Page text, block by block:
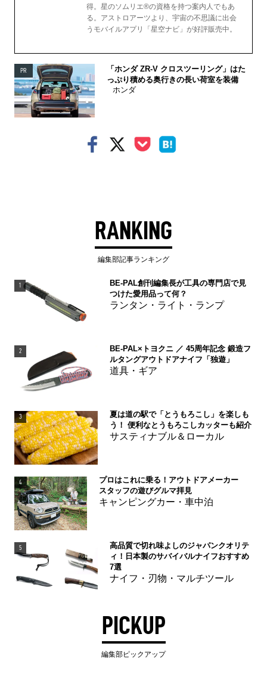
得。星のソムリエ®の資格を持つ案内人でもあ
る。アストロアーツより、宇宙の不思議に出会
うモバイルアプリ「星空ナビ」が好評販売中。
PR
「ホンダ ZR-V クロスツーリング」はた
っぷり積める奥行きの長い荷室を装備
ホンダ
RANKING
編集部記事ランキング
1
BE-PAL創刊編集長が工具の専門店で見
つけた愛用品って何？
ランタン・ライト・ランプ
2
BE-PAL×トヨクニ ／ 45周年記念 鍛造フ
ルタングアウトドアナイフ「独遊」
道具・ギア
3
夏は道の駅で「とうもろこし」を楽しも
う！ 便利なとうもろこしカッターも紹介
サスティナブル＆ローカル
4
プロはこれに乗る！アウトドアメーカー
スタッフの遊びグルマ拝見
キャンピングカー・車中泊
5
高品質で切れ味よしのジャパンクオリテ
ィ！日本製のサバイバルナイフおすすめ
7選
ナイフ・刃物・マルチツール
PICKUP
編集部ピックアップ